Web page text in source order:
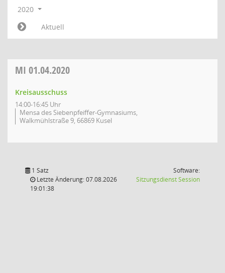
2020
Aktuell
MI 01.04.2020
Kreisausschuss
14:00-16:45 Uhr
Mensa des Siebenpfeiffer-Gymnasiums,
Walkmühlstraße 9, 66869 Kusel
1 Satz
Letzte Änderung: 07.08.2026
19:01:38
Software:
SitzungsdienstSession(Wird in